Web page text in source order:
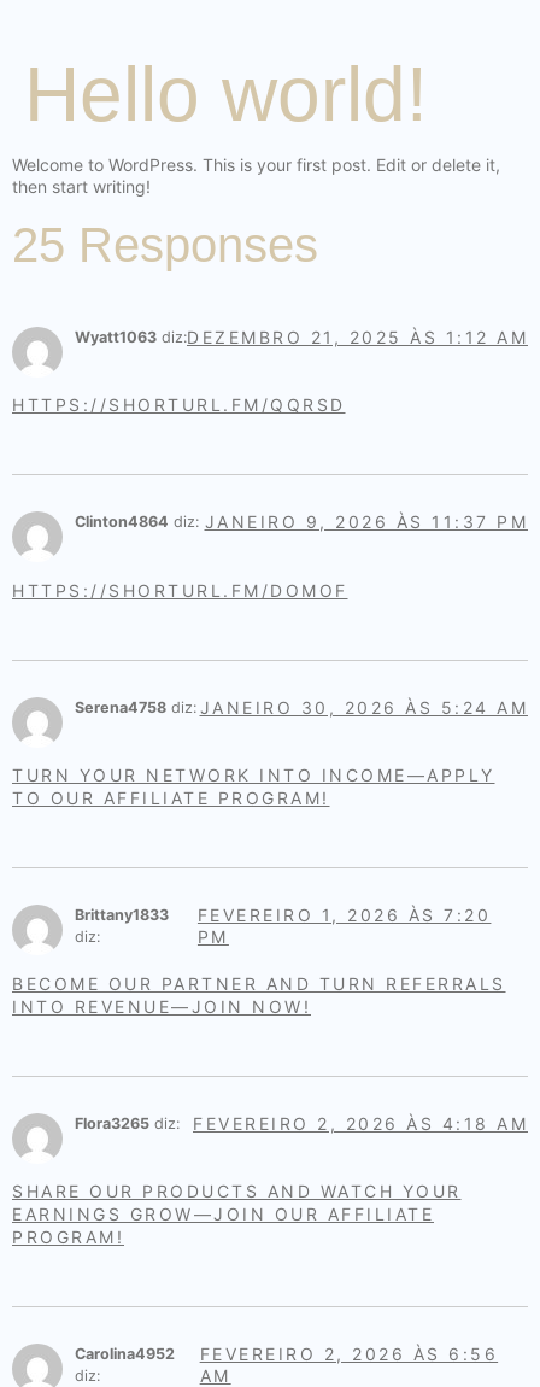
Hello world!
Welcome to WordPress. This is your first post. Edit or delete it,
then start writing!
25 Responses
Wyatt1063 diz:DEZEMBRO 21, 2025 ÀS 1:12 AM
HTTPS://SHORTURL.FM/QQRSD
Clinton4864 diz: JANEIRO 9, 2026 ÀS 11:37 PM
HTTPS://SHORTURL.FM/DOMOF
Serena4758 diz: JANEIRO 30, 2026 ÀS 5:24 AM
TURN YOUR NETWORK INTO INCOME—APPLY
TO OUR AFFILIATE PROGRAM!
Brittany1833
diz:
FEVEREIRO 1, 2026 ÀS 7:20
PM
BECOME OUR PARTNER AND TURN REFERRALS
INTO REVENUE—JOIN NOW!
Flora3265 diz: FEVEREIRO 2, 2026 ÀS 4:18 AM
SHARE OUR PRODUCTS AND WATCH YOUR
EARNINGS GROW—JOIN OUR AFFILIATE
PROGRAM!
Carolina4952
diz:
FEVEREIRO 2, 2026 ÀS 6:56
AM